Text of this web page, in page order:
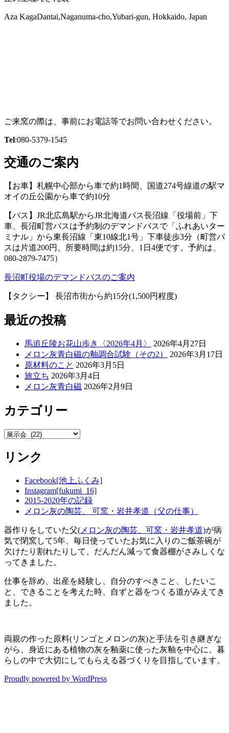
Aza KagaDantai,Naganuma-cho,Yubari-gun, Hokkaido, Japan
ご来窯の際は、事前にお電話等でお問い合わせください。
Tel:080-5379-1545
交通のご案内
【お車】札幌中心部から車で約1時間、国道274号線道の駅マ
オイの丘公園から車で約10分
【バス】JR北広島駅からJR北海道バス長沼線「役場前」下
車、長沼町営バスは予約制のデマンドバスで「ふれあいター
ミナル」から東長沼線「東10線北1号」下車徒歩3分（町営バ
スは片道200円、所要時間は約15分、1日4便です。予約は、
080-2879-7475）
長沼町役場のデマンドバスのご案内
【タクシー】 長沼市街から約15分(1,500円程度)
最近の投稿
馬追丘陵お花山歩き〈2026年4月〉
2026年4月27日
メロン灰青白磁の釉調合試験（その2）
2026年3月17日
原材料のこと 2026年3月5日
旅立ち 2026年3月4日
メロン灰青白磁 2026年2月9日
カテゴリー
カ
ゴ
リ
リンク
Facebook[池上ふくみ]
Instagram[fukumi_16]
2015-2020年の記録
メロン灰の陶芸、 可窯・岩井孝道（父の仕事）
器作りをしていた父( メロン灰の陶芸、可窯・岩井孝道)が病
気で閉窯して5年、毎日使っていたお気に入りのご飯茶碗が
欠けたり割れたりして、だんだん減って食器棚がさみしくな
ってきました。
仕事を辞め、出産を経験し、自分のすべきこと、したいこ
と、できることを考えた時、自ずと器をつくる道がみえてき
ました。
両親の作った原料(リンゴとメロンの灰)と手法を引き継ぎな
がら、身近にある植物の灰を釉薬に使った灰釉を中心に、暮
らしの中で大切にしてもらえる器づくりを目指しています。
Proudly powered by WordPress